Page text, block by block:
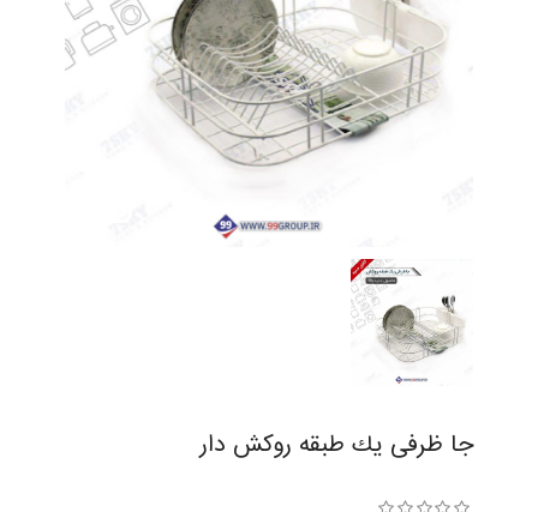
جا ظرفی يك طبقه روكش دار